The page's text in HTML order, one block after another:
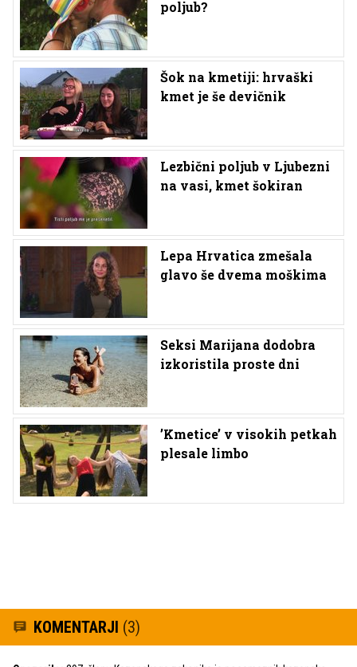
poljub?
Šok na kmetiji: hrvaški
kmet je še devičnik
Lezbični poljub v Ljubezni
na vasi, kmet šokiran
Lepa Hrvatica zmešala
glavo še dvema moškima
Seksi Marijana dodobra
izkoristila proste dni
’Kmetice’ v visokih petkah
plesale limbo
KOMENTARJI (3)